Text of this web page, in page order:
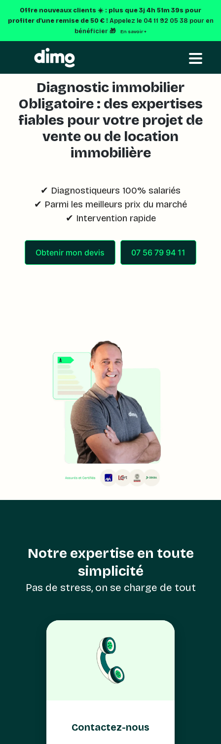
Offre nouveaux clients ☀️ : plus que 3j 4h 51m 38s pour
profiter d'une remise de 50 € ! Appelez le 04 11 92 05 38 pour en
bénéficier 🎁
En savoir +
Diagnostic immobilier
Obligatoire : des expertises
fiables pour votre projet de
vente ou de location
immobilière
✔ Diagnostiqueurs 100% salariés
✔ Parmi les meilleurs prix du marché
✔ Intervention rapide
Obtenir mon devis 07 56 79 94 11
Notre expertise en toute
simplicité
Pas de stress, on se charge de tout
Contactez-nous